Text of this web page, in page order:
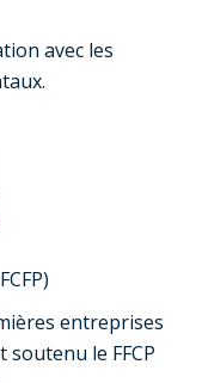
avec les
entreprises
le FFCP